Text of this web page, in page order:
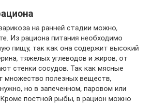
на ранней стадии можно,
Из рациона питания необходимо
пищу, так как она содержит высокий
тяжелых углеводов и жиров, от
стенки сосудов. Так как мясные
множество полезных веществ,
но в запеченном, паровом или
постной рыбы, в рацион можно